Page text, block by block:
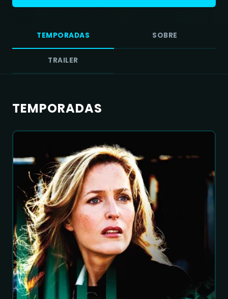
TEMPORADAS SOBRE
TRAILER
TEMPORADAS